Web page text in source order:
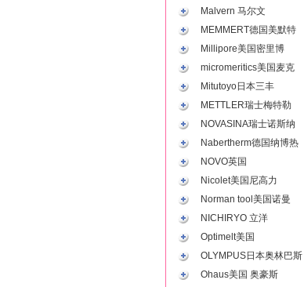
Malvern 马尔文
MEMMERT德国美默特
Millipore美国密里博
micromeritics美国麦克
Mitutoyo日本三丰
METTLER瑞士梅特勒
NOVASINA瑞士诺斯纳
Nabertherm德国纳博热
NOVO英国
Nicolet美国尼高力
Norman tool美国诺曼
NICHIRYO 立洋
Optimelt美国
OLYMPUS日本奥林巴斯
Ohaus美国 奥豪斯